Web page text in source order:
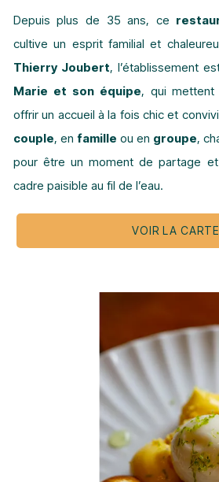
Depuis plus de 35 ans, ce
cultive un esprit familial et
Thierry Joubert, l’établissement
Marie et son équipe, qui mettent
offrir un accueil à la fois chic et
couple, en famille ou en groupe,
pour être un moment de partage
cadre paisible au fil de l’eau.
VOIR LA CARTE